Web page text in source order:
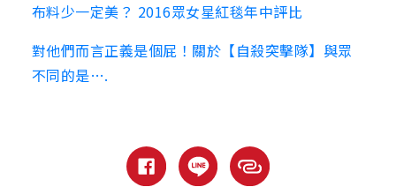
布料少一定美？ 2016眾女星紅毯年中評比
對他們而言正義是個屁！關於【自殺突擊隊】與眾
不同的是….